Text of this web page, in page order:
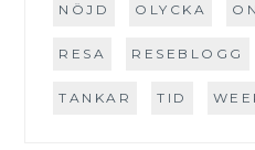
NÖJD OLYCKA
RESA RESEBLOGG
TANKAR TID